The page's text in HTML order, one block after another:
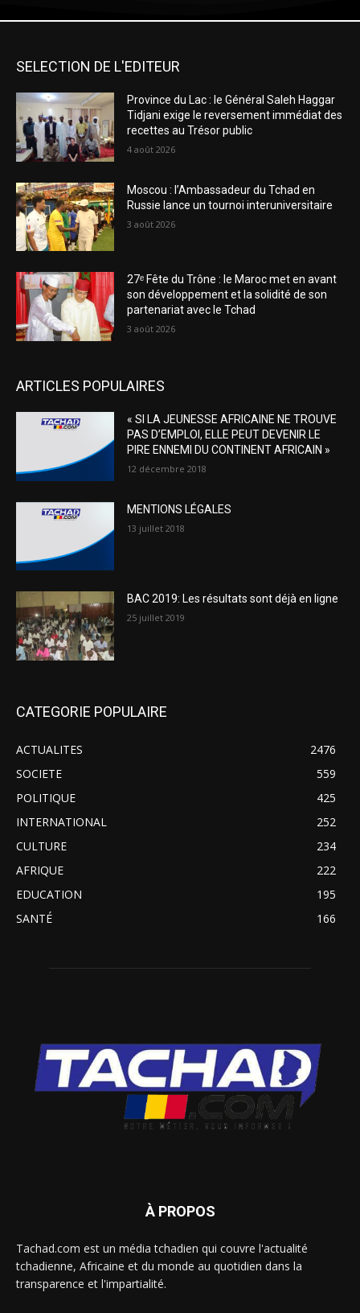
SELECTION DE L'EDITEUR
Province du Lac : le Général Saleh Haggar
Tidjani exige le reversement immédiat des
recettes au Trésor public
4 août 2026
Moscou : l’Ambassadeur du Tchad en
Russie lance un tournoi interuniversitaire
3 août 2026
27ᵉ Fête du Trône : le Maroc met en avant
son développement et la solidité de son
partenariat avec le Tchad
3 août 2026
ARTICLES POPULAIRES
« SI LA JEUNESSE AFRICAINE NE TROUVE
PAS D’EMPLOI, ELLE PEUT DEVENIR LE
PIRE ENNEMI DU CONTINENT AFRICAIN »
12 décembre 2018
MENTIONS LÉGALES
13 juillet 2018
BAC 2019: Les résultats sont déjà en ligne
25 juillet 2019
CATEGORIE POPULAIRE
ACTUALITES
2476
SOCIETE
559
POLITIQUE
425
INTERNATIONAL
252
CULTURE
234
AFRIQUE
222
EDUCATION
195
SANTÉ
166
À PROPOS
Tachad.com est un média tchadien qui couvre l'actualité
tchadienne, Africaine et du monde au quotidien dans la
transparence et l'impartialité.